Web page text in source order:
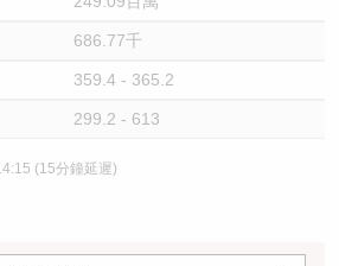
686.77千
359.4 - 365.2
299.2 - 613
(15分鐘延遲)